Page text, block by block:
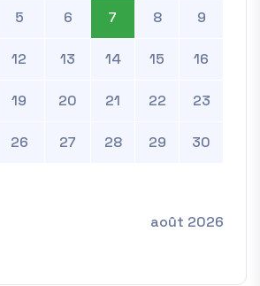
août 2026
5 6 7 8 9
12 13 14 15 16
19 20 21 22 23
26 27 28 29 30